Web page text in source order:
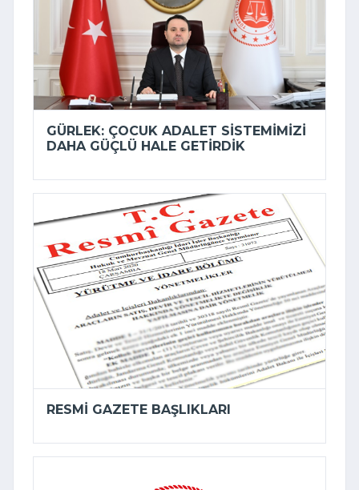
GÜRLEK: ÇOCUK ADALET SISTEMIMIZI
DAHA GÜÇLÜ HALE GETIRDIK
RESMI GAZETE BAŞLIKLARI